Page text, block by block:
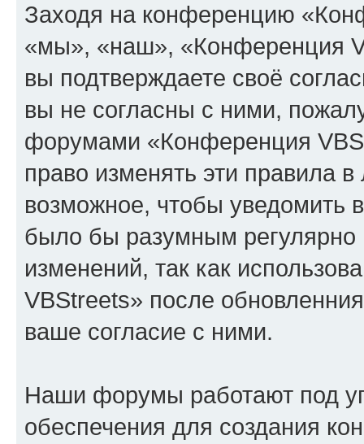
Заходя на конференцию
«мы», «наш», «Конференция
вы подтверждаете своё
вы не согласны с ними,
форумами «Конференция
право изменять эти правила
возможное, чтобы уведомить
было бы разумным регулярно
изменений, так как
VBStreets» после
ваше согласие с ними.
Наши форумы работают под
обеспечения для создания